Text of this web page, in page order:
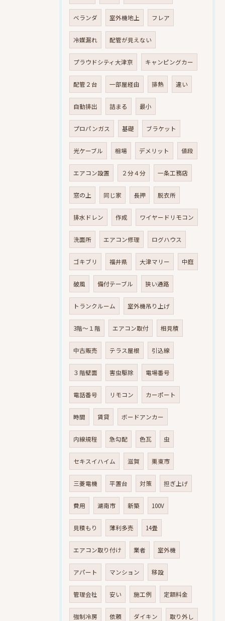
ベランダ 室外機地上 フレア
冷媒漏れ 配管が見えない
プラウドシティ大津京 キャンピングカー
配管２台 一部屋経由 排熱 違い
自動排出 詰まる 最小
プロパンガス 基礎 ブラケット
光ケーブル 相場 デメリット 値段
エアコン設置 ２分４分 一条工務店
窓の上 同じ家 長押 脱衣所
排水ドレン 作成 ワイヤードリモコン
洗面所 エアコン修理 ログハウス
ゴキブリ 福井県 大津マリー 中庭
破風 備付テーブル 狭い通路
トランクルーム 室外機吊り上げ
3階～１階 エアコン取付 相見積
中古販売 テラス屋根 引込線
３階壁面 害虫駆除 電場番号
電話番号 リモコン カーポート
時間 賃貸 ボードアンカー
内線規程 急勾配 色瓦 虫
セキスイハイム 滋賀 栗東市
三菱電機 平置台 対策 担ぎ上げ
費用 湖南市 新築 100V
見積もり 薄利多売 14畳
エアコン取り付け 業者 室外機
アパート マンション 移設
管理会社 安い 施工例 定額料金
強制冷房 依頼 ダイキン 取り外し